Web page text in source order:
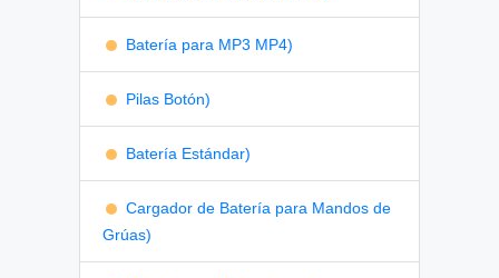
Batería para MP3 MP4)
Pilas Botón)
Batería Estándar)
Cargador de Batería para Mandos de
Grúas)